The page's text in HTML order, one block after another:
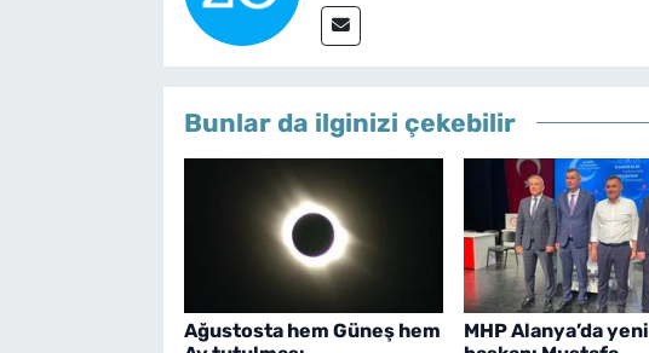
Bunlar da ilginizi çekebilir
Ağustosta hem Güneş hem
MHP Alanya’da yeni